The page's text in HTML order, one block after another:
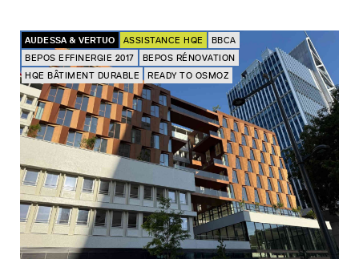
AUDESSA & VERTUO ASSISTANCE HQE
BBCA
BEPOS EFFINERGIE 2017
BEPOS RÉNOVATION
HQE BÂTIMENT DURABLE
READY TO OSMOZ